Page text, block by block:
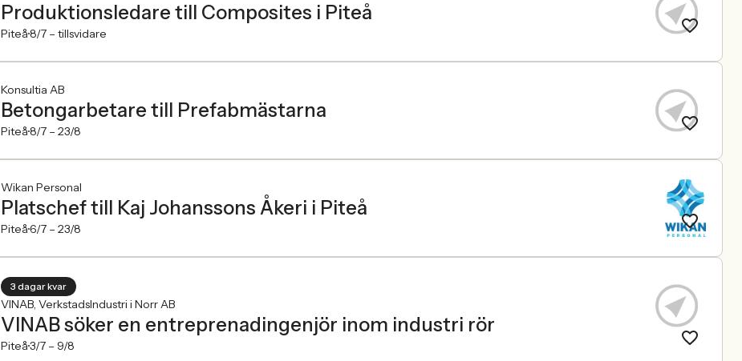
Produktionsledare till Composites i Piteå
Piteå8/7 – tillsvidare
Konsultia AB
Betongarbetare till Prefabmästarna
Piteå8/7 – 23/8
Wikan Personal
Platschef till Kaj Johanssons Åkeri i Piteå
Piteå6/7 – 23/8
3 dagar kvar
VINAB, VerkstadsIndustri i Norr AB
VINAB söker en entreprenadingenjör inom industri rör
Piteå3/7 – 9/8